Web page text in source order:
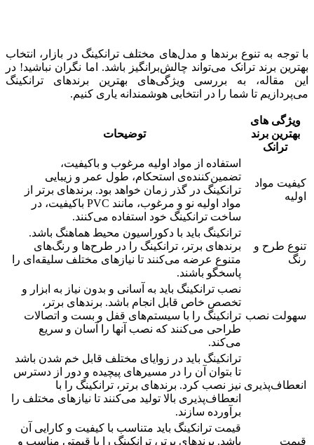
با توجه به تنوع برندها و مدل‌های مختلف ترانکینگ در بازار، انتخاب
بهترین برند ترانک می‌تواند چالش‌برانگیز باشد. اما نگران نباشید! در
این مقاله، به بررسی ویژگی‌های بهترین برندهای ترانکینگ
می‌پردازیم تا شما را در انتخابی هوشمندانه یاری کنیم.
ویژگی های
بهترین برند
ترانک
توضیحات
کیفیت مواد
اولیه
استفاده از مواد اولیه مرغوب و باکیفیت،
تضمین‌کننده‌ی استحکام، طول عمر و زیبایی
ترانکینگ در گذر زمان خواهد بود. برندهای برتر از
مواد اولیه نو و مرغوب، مانند PVC باکیفیت، در
ساخت ترانکینگ خود استفاده می‌کنند.
تنوع طرح و
رنگ
ترانکینگ باید با دکوراسیون محیط هماهنگ باشد.
برندهای برتر، ترانکینگ را در طرح‌ها و رنگ‌های
متنوع عرضه می‌کنند تا نیازهای مختلف سلیقه‌ای را
پاسخگو باشند.
سهولت نصب
نصب ترانکینگ باید به آسانی و بدون نیاز به ابزار و
تخصص خاص قابل انجام باشد. برندهای برتر،
ترانکینگ را با سیستم‌های قفل و بست و اتصالات
طراحی می‌کنند که نصب آنها را آسان و سریع
می‌کند.
انعطاف‌پذیری
ترانکینگ باید در زوایای مختلف قابل خم شدن باشد
تا بتوان آن را در مسیرهای پیچیده و دور از دسترس
نیز نصب کرد. برندهای برتر، ترانکینگ را با
انعطاف‌پذیری بالا تولید می‌کنند تا نیازهای مختلف را
برآورده سازند.
قیمت
قیمت ترانکینگ باید متناسب با کیفیت و کارایی آن
باشد. برندهای برتر، ترانکینگ را با قیمتی مناسب و